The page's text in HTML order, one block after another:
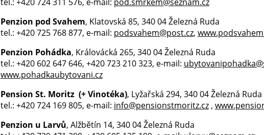
Penzion pod Svahem, Klatovská 85, 340 04 Železná Ruda
tel.: +420 725 768 877, e-mail: podsvahem@post.cz,
Penzion Pohádka, Královácká 265, 340 04 Železná Ruda
tel.: +420 602 647 646, +420 723 210 323, e-mail:
www.pohadkaubytovani.cz
Pension St. Moritz (+ Vinotéka), Lyžařská 294, 340 04 Železná Ruda
tel.: +420 724 169 805, e-mail: info@pensionstmoritz.cz,
Penzion u Larvů, Alžbětín 14, 340 04 Železná Ruda